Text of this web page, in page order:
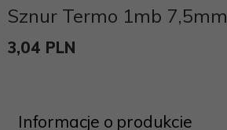
Sznur Termo 1mb 7,5mm
3,04 PLN
Informacje o produkcie